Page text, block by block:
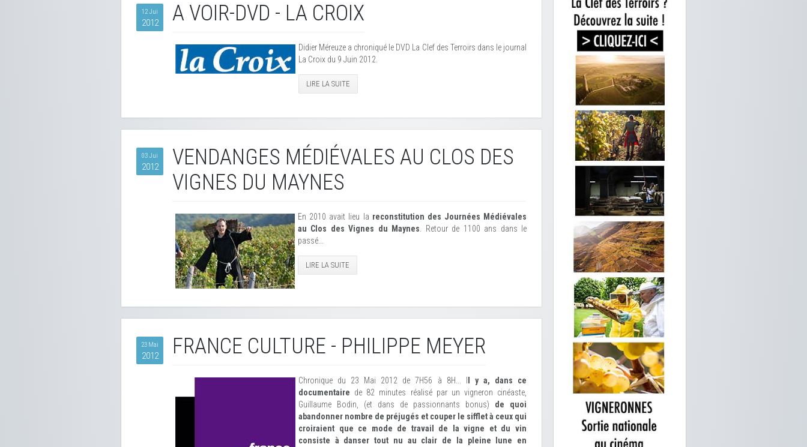
12 Jui
2012 A VOIR-DVD - LA CROIX
Didier Méreuze a chroniqué le DVD La Clef des Terroirs dans le journal
La Croix du 9 Juin 2012.
LIRE LA SUITE
03 Jui
2012
VENDANGES MÉDIÉVALES AU CLOS DES
VIGNES DU MAYNES
En 2010 avait lieu la reconstitution des Journées Médiévales
au Clos des Vignes du Maynes . Retour de 1100 ans dans le
passé...
LIRE LA SUITE
23 Mai
2012 FRANCE CULTURE - PHILIPPE MEYER
Chronique du 23 Mai 2012 de 7H56 à 8H... I
l y a, dans ce
documentaire de 82 minutes réalisé par un vigneron cinéaste,
Guillaume Bodin, (et dans de passionnants bonus) de quoi
abandonner nombre de préjugés et couper le sifflet à ceux qui
croiraient que ce mode de travail de la vigne et du vin
consiste à danser tout nu au clair de la pleine lune en